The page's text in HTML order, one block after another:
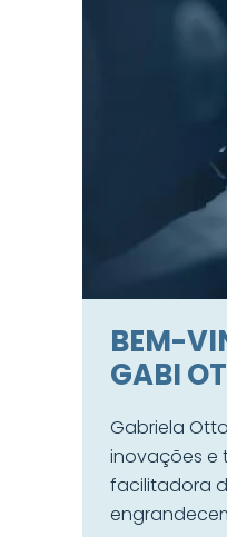
BEM-
GABI
Gabriela
inovações e
facilitadora